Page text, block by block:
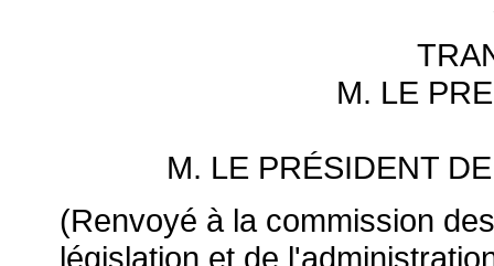
M. LE
M. LE PRÉSIDENT
(Renvoyé à la commission
législation et de